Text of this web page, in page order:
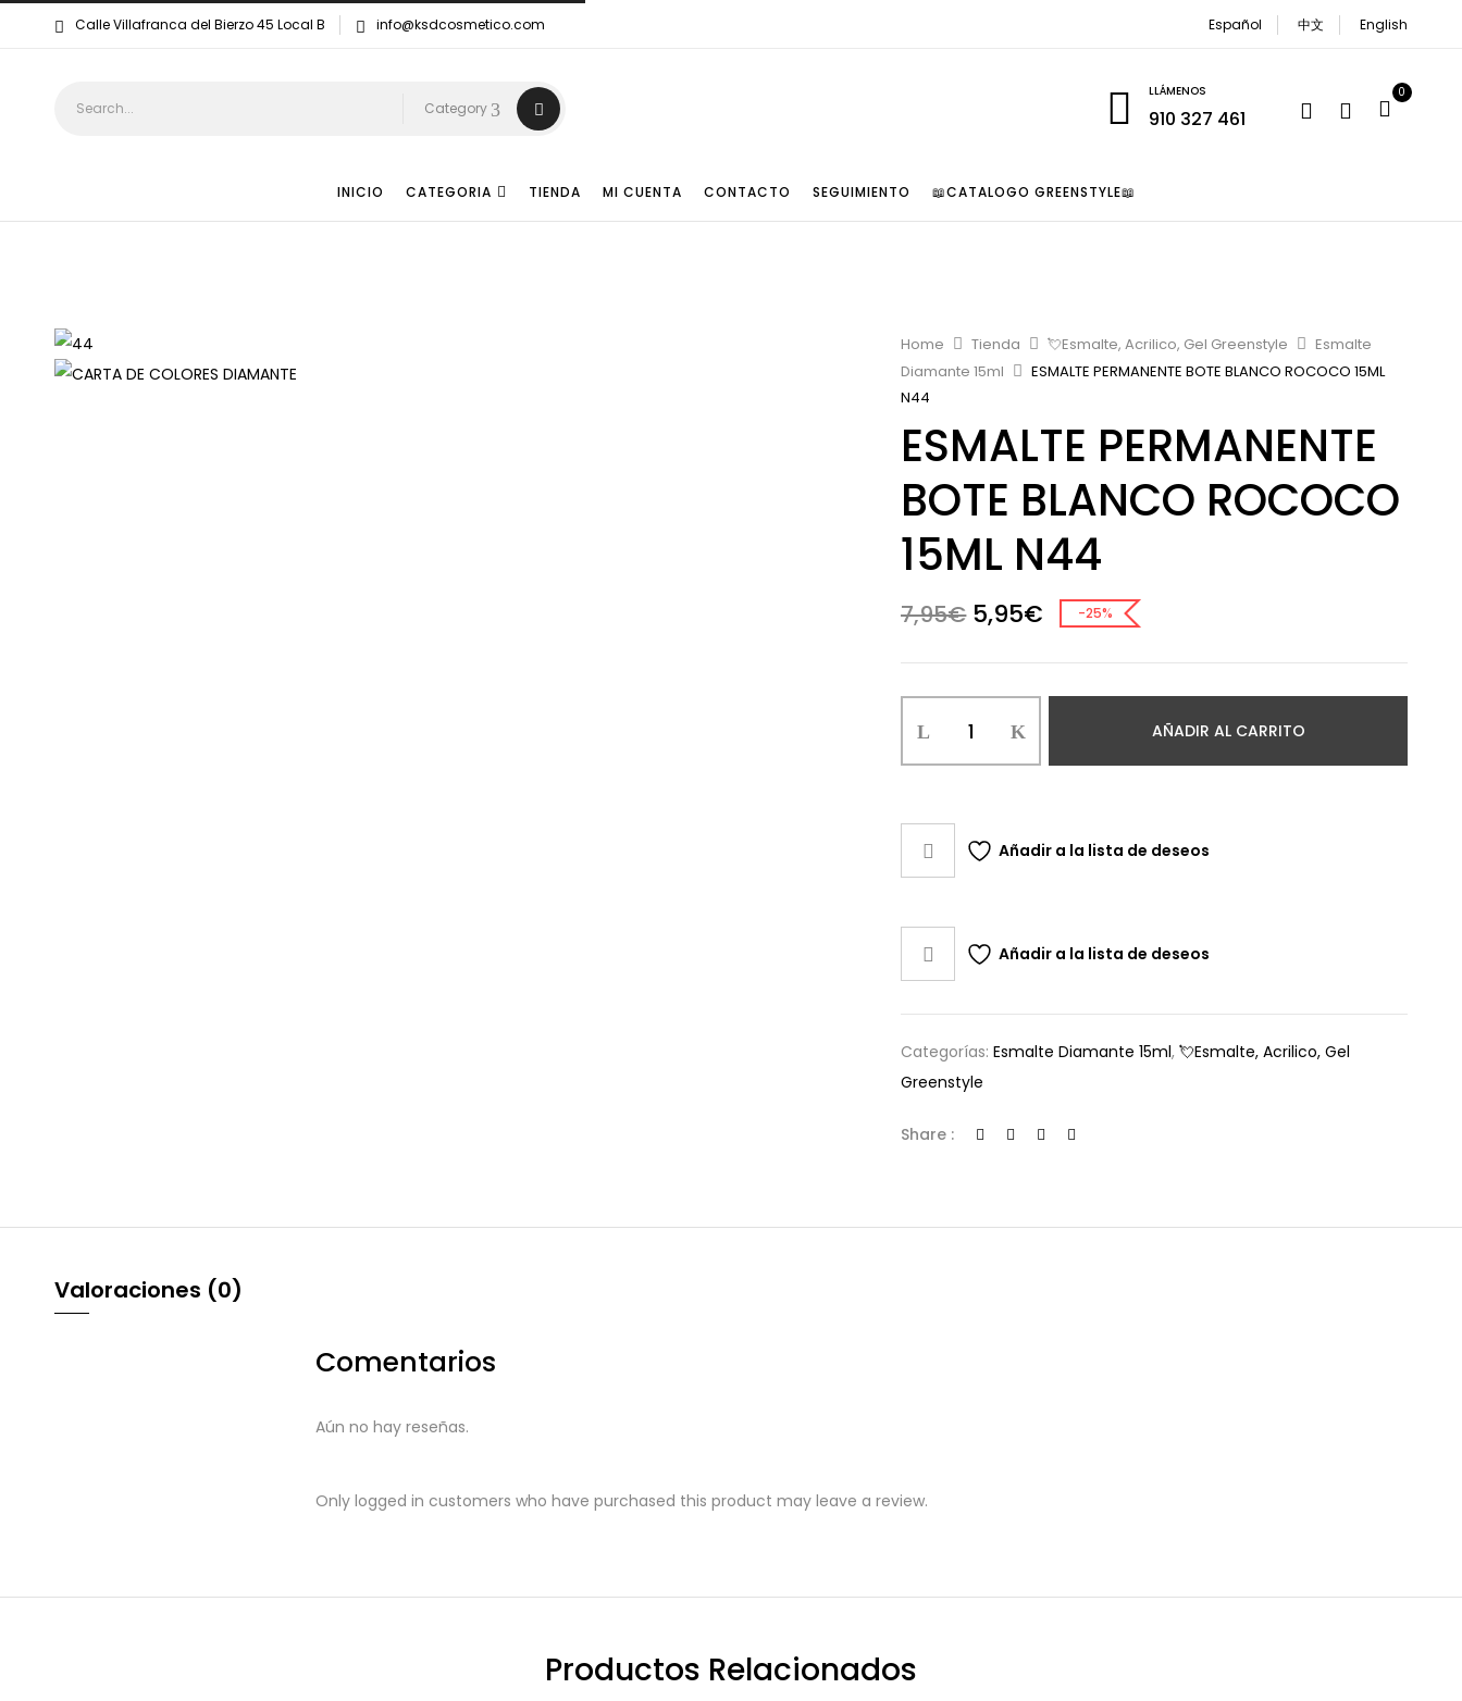
Calle Villafranca del Bierzo 45 Local B info@ksdcosmetico.com Español 中文 English
Category
LLÁMENOS
910 327 461
0
INICIO CATEGORIA TIENDA MI CUENTA CONTACTO SEGUIMIENTO 📖CATALOGO GREENSTYLE📖
Home Tienda 💘Esmalte, Acrilico, Gel Greenstyle
Esmalte
Diamante 15ml
ESMALTE PERMANENTE BOTE BLANCO ROCOCO 15ML
N44
ESMALTE PERMANENTE
BOTE BLANCO ROCOCO
15ML N44
7,95€ El
original
era:
7,95€.
5,95€ El
precio
actual
es:
-25%
PERMANENTE
15ML
cantidad
AÑADIR AL CARRITO
Añadir a la lista de deseos
Añadir a la lista de deseos
Categorías:Esmalte Diamante 15ml,💘Esmalte, Acrilico, Gel
Greenstyle
Share :
Valoraciones (0)
Comentarios
Aún no hay reseñas.
Only logged in customers who have purchased this product may leave a review.
Productos Relacionados